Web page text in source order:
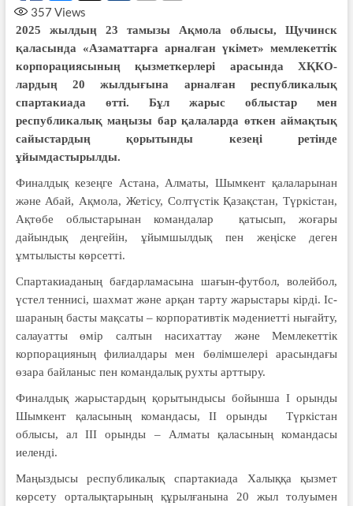
357 Views
2025 жылдың 23 тамызы Ақмола облысы, Щучинск
қаласында «Азаматтарға арналған үкімет» мемлекеттік
корпорациясының қызметкерлері арасында ХҚКО-
лардың 20 жылдығына арналған республикалық
спартакиада өтті. Бұл жарыс облыстар мен
республикалық маңызы бар қалаларда өткен аймақтық
сайыстардың қорытынды кезеңі ретінде
ұйымдастырылды.
Финалдық кезеңге Астана, Алматы, Шымкент қалаларынан
және Абай, Ақмола, Жетісу, Солтүстік Қазақстан, Түркістан,
Ақтөбе облыстарынан коман­далар қатысып, жоғары
дайындық деңгейін, ұйымшылдық пен жеңіске деген
ұмтылысты көрсетті.
Спартакиаданың бағдарламасына шағын-футбол, волейбол,
үстел теннисі, шахмат және арқан тарту жарыстары кірді. Іс-
шараның басты мақсаты – корпоративтік мәдениетті нығайту,
салауатты өмір салтын насихаттау және Мемлекеттік
корпорацияның филиалдары мен бөлімшелері арасын­дағы
өзара байланыс пен командалық рухты арттыру.
Финалдық жарыстардың қорытын­дысы бойынша І орынды
Шымкент қаласының командасы, ІІ орынды Түркістан
облысы, ал ІІІ орынды – Алматы қаласының командасы
иеленді.
Маңыздысы республикалық спар­­­та­киада Халыққа қызмет
көр­се­ту орталықтарының құрыл­ғанына 20 жыл толуымен